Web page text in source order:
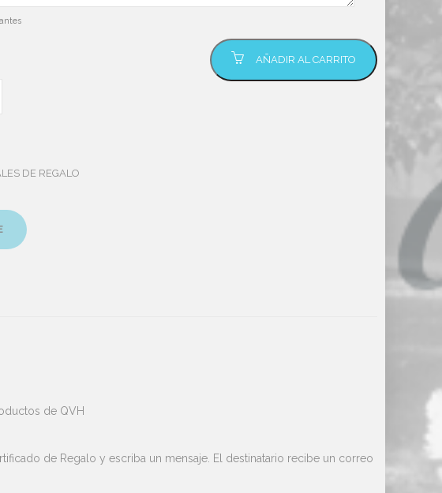
AÑADIR AL CARRITO
DE REGALO
de QVH
de Regalo y escriba un mensaje. El destinatario recibe un correo